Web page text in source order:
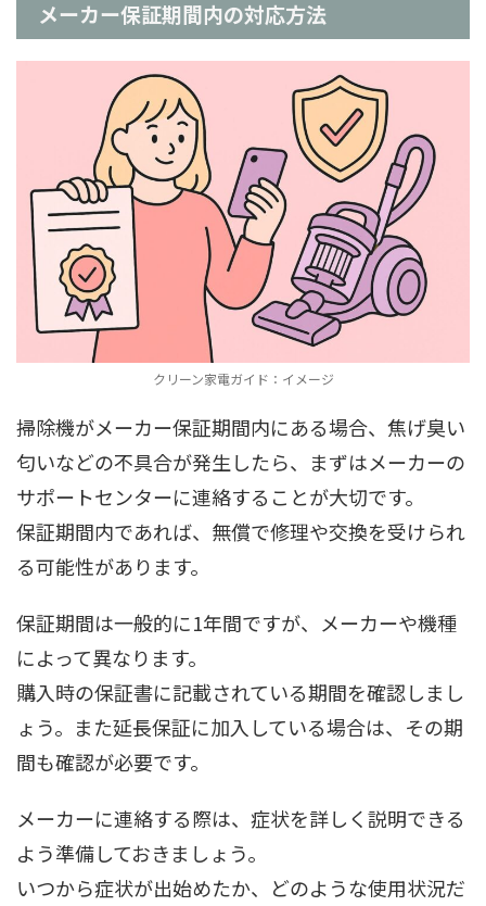
メーカー保証期間内の対応方法
クリーン家電ガイド：イメージ
掃除機がメーカー保証期間内にある場合、焦げ臭い
匂いなどの不具合が発生したら、まずはメーカーの
サポートセンターに連絡することが大切です。
保証期間内であれば、無償で修理や交換を受けられ
る可能性があります。
保証期間は一般的に1年間ですが、メーカーや機種
によって異なります。
購入時の保証書に記載されている期間を確認しまし
ょう。また延長保証に加入している場合は、その期
間も確認が必要です。
メーカーに連絡する際は、症状を詳しく説明できる
よう準備しておきましょう。
いつから症状が出始めたか、どのような使用状況だ